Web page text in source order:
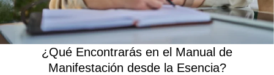
¿Qué Encontrarás en el Manual de
Manifestación desde la Esencia?